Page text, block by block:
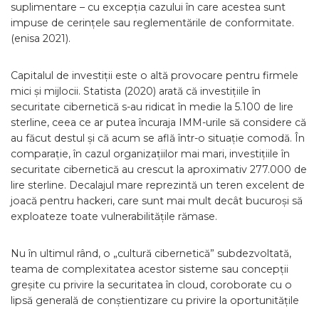
suplimentare – cu excepția cazului în care acestea sunt
impuse de cerințele sau reglementările de conformitate.
(enisa 2021).
Capitalul de investiții este o altă provocare pentru firmele
mici și mijlocii. Statista (2020) arată că investițiile în
securitate cibernetică s-au ridicat în medie la 5.100 de lire
sterline, ceea ce ar putea încuraja IMM-urile să considere că
au făcut destul și că acum se află într-o situație comodă. În
comparație, în cazul organizațiilor mai mari, investițiile în
securitate cibernetică au crescut la aproximativ 277.000 de
lire sterline. Decalajul mare reprezintă un teren excelent de
joacă pentru hackeri, care sunt mai mult decât bucuroși să
exploateze toate vulnerabilitățile rămase.
Nu în ultimul rând, o „cultură cibernetică” subdezvoltată,
teama de complexitatea acestor sisteme sau concepții
greșite cu privire la securitatea în cloud, coroborate cu o
lipsă generală de conștientizare cu privire la oportunitățile